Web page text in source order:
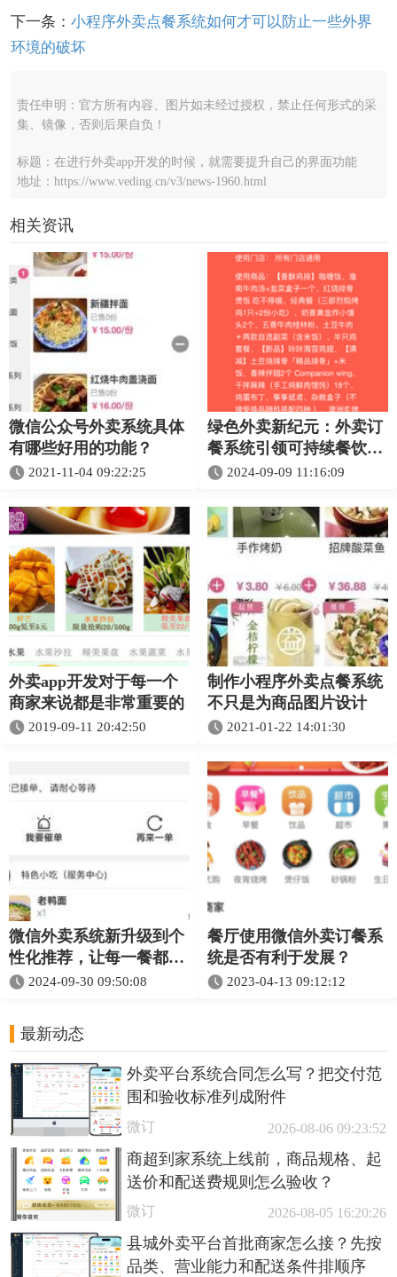
下一条： 小程序外卖点餐系统如何才可以防止一些外界
环境的破坏
责任申明：官方所有内容、图片如未经过授权，禁止任何形式的采
集、镜像，否则后果自负！
标题：在进行外卖app开发的时候，就需要提升自己的界面功能
地址：https://www.veding.cn/v3/news-1960.html
相关资讯
微信公众号外卖系统具体
有哪些好用的功能？
2021-11-04 09:22:25
绿色外卖新纪元：外卖订
餐系统引领可持续餐饮消
费 2024-09-09 11:16:09
外卖app开发对于每一个
商家来说都是非常重要的
2019-09-11 20:42:50
制作小程序外卖点餐系统
不只是为商品图片设计
2021-01-22 14:01:30
微信外卖系统新升级到个
性化推荐，让每一餐都懂
你 2024-09-30 09:50:08
餐厅使用微信外卖订餐系
统是否有利于发展？
2023-04-13 09:12:12
最新动态
外卖平台系统合同怎么写？把交付范
围和验收标准列成附件
微订 2026-08-06 09:23:52
商超到家系统上线前，商品规格、起
送价和配送费规则怎么验收？
微订 2026-08-05 16:20:26
县城外卖平台首批商家怎么接？先按
品类、营业能力和配送条件排顺序